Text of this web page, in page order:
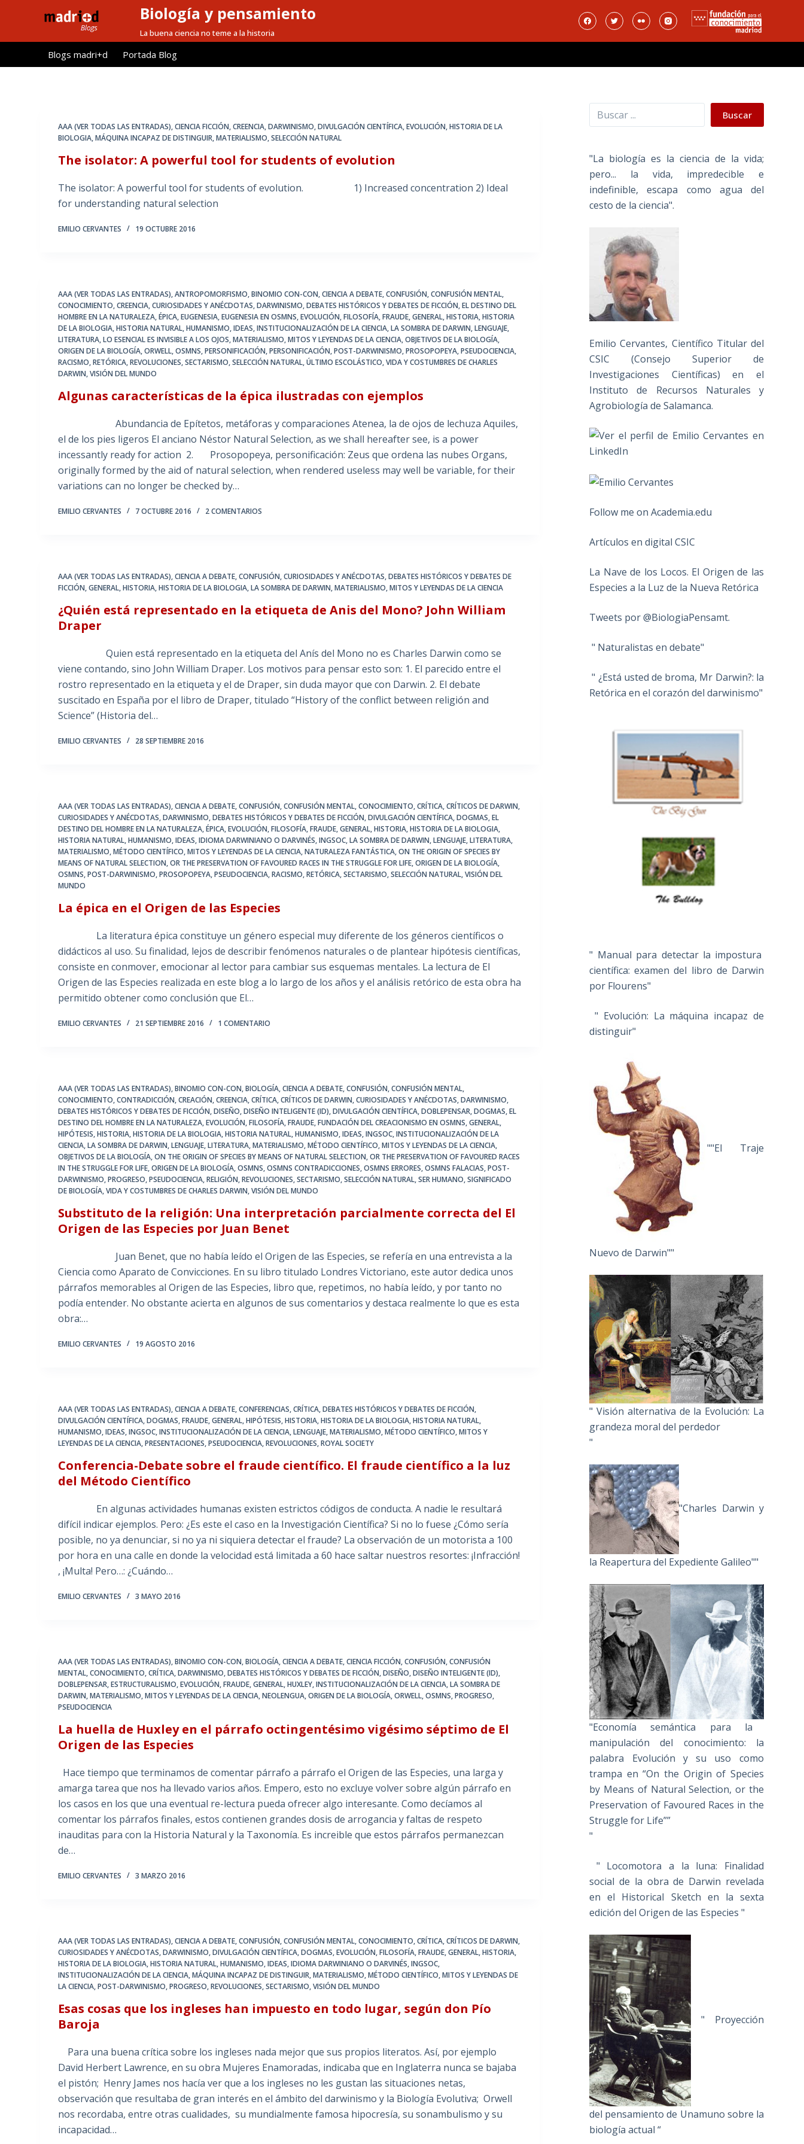
l
Biología y pensamiento
La buena ciencia no teme a la historia
Blogs madri+d Portada Blog
AAA (VER TODAS LAS ENTRADAS),CIENCIA FICCIÓN,CREENCIA,DARWINISMO,DIVULGACIÓN CIENTÍFICA,EVOLUCIÓN,HISTORIA DE LA
BIOLOGIA,MÁQUINA INCAPAZ DE DISTINGUIR,MATERIALISMO,SELECCIÓN NATURAL
The isolator: A powerful tool for students of evolution
The isolator: A powerful tool for students of evolution. 1) Increased concentration 2) Ideal
for understanding natural selection
EMILIO CERVANTES 19 OCTUBRE 2016
AAA (VER TODAS LAS ENTRADAS),ANTROPOMORFISMO,BINOMIO CON-CON,CIENCIA A DEBATE,CONFUSIÓN,CONFUSIÓN MENTAL,
CONOCIMIENTO,CREENCIA,CURIOSIDADES Y ANÉCDOTAS,DARWINISMO,DEBATES HISTÓRICOS Y DEBATES DE FICCIÓN,EL DESTINO DEL
HOMBRE EN LA NATURALEZA,ÉPICA,EUGENESIA,EUGENESIA EN OSMNS,EVOLUCIÓN,FILOSOFÍA,FRAUDE,GENERAL,HISTORIA,HISTORIA
DE LA BIOLOGIA,HISTORIA NATURAL,HUMANISMO,IDEAS,INSTITUCIONALIZACIÓN DE LA CIENCIA,LA SOMBRA DE DARWIN,LENGUAJE,
LITERATURA,LO ESENCIAL ES INVISIBLE A LOS OJOS,MATERIALISMO,MITOS Y LEYENDAS DE LA CIENCIA,OBJETIVOS DE LA BIOLOGÍA,
ORIGEN DE LA BIOLOGÍA,ORWELL,OSMNS,PERSONIFICACIÓN,PERSONIFICACIÓN,POST-DARWINISMO,PROSOPOPEYA,PSEUDOCIENCIA,
RACISMO,RETÓRICA,REVOLUCIONES,SECTARISMO,SELECCIÓN NATURAL,ÚLTIMO ESCOLÁSTICO,VIDA Y COSTUMBRES DE CHARLES
DARWIN,VISIÓN DEL MUNDO
Algunas características de la épica ilustradas con ejemplos
Abundancia de Epítetos, metáforas y comparaciones Atenea, la de ojos de lechuza Aquiles,
el de los pies ligeros El anciano Néstor Natural Selection, as we shall hereafter see, is a power
incessantly ready for action 2. Prosopopeya, personificación: Zeus que ordena las nubes Organs,
originally formed by the aid of natural selection, when rendered useless may well be variable, for their
variations can no longer be checked by…
EMILIO CERVANTES 7 OCTUBRE 2016 2 COMENTARIOS
AAA (VER TODAS LAS ENTRADAS),CIENCIA A DEBATE,CONFUSIÓN,CURIOSIDADES Y ANÉCDOTAS,DEBATES HISTÓRICOS Y DEBATES DE
FICCIÓN,GENERAL,HISTORIA,HISTORIA DE LA BIOLOGIA,LA SOMBRA DE DARWIN,MATERIALISMO,MITOS Y LEYENDAS DE LA CIENCIA
¿Quién está representado en la etiqueta de Anis del Mono? John William
Draper
Quien está representado en la etiqueta del Anís del Mono no es Charles Darwin como se
viene contando, sino John William Draper. Los motivos para pensar esto son: 1. El parecido entre el
rostro representado en la etiqueta y el de Draper, sin duda mayor que con Darwin. 2. El debate
suscitado en España por el libro de Draper, titulado “History of the conflict between religión and
Science” (Historia del…
EMILIO CERVANTES 28 SEPTIEMBRE 2016
AAA (VER TODAS LAS ENTRADAS),CIENCIA A DEBATE,CONFUSIÓN,CONFUSIÓN MENTAL,CONOCIMIENTO,CRÍTICA,CRÍTICOS DE DARWIN,
CURIOSIDADES Y ANÉCDOTAS,DARWINISMO,DEBATES HISTÓRICOS Y DEBATES DE FICCIÓN,DIVULGACIÓN CIENTÍFICA,DOGMAS,EL
DESTINO DEL HOMBRE EN LA NATURALEZA,ÉPICA,EVOLUCIÓN,FILOSOFÍA,FRAUDE,GENERAL,HISTORIA,HISTORIA DE LA BIOLOGIA,
HISTORIA NATURAL,HUMANISMO,IDEAS,IDIOMA DARWINIANO O DARVINÉS,INGSOC,LA SOMBRA DE DARWIN,LENGUAJE,LITERATURA,
MATERIALISMO,MÉTODO CIENTÍFICO,MITOS Y LEYENDAS DE LA CIENCIA,NATURALEZA FANTÁSTICA,ON THE ORIGIN OF SPECIES BY
MEANS OF NATURAL SELECTION,OR THE PRESERVATION OF FAVOURED RACES IN THE STRUGGLE FOR LIFE,ORIGEN DE LA BIOLOGÍA,
OSMNS,POST-DARWINISMO,PROSOPOPEYA,PSEUDOCIENCIA,RACISMO,RETÓRICA,SECTARISMO,SELECCIÓN NATURAL,VISIÓN DEL
MUNDO
La épica en el Origen de las Especies
La literatura épica constituye un género especial muy diferente de los géneros científicos o
didácticos al uso. Su finalidad, lejos de describir fenómenos naturales o de plantear hipótesis científicas,
consiste en conmover, emocionar al lector para cambiar sus esquemas mentales. La lectura de El
Origen de las Especies realizada en este blog a lo largo de los años y el análisis retórico de esta obra ha
permitido obtener como conclusión que El…
EMILIO CERVANTES 21 SEPTIEMBRE 2016 1 COMENTARIO
AAA (VER TODAS LAS ENTRADAS),BINOMIO CON-CON,BIOLOGÍA,CIENCIA A DEBATE,CONFUSIÓN,CONFUSIÓN MENTAL,
CONOCIMIENTO,CONTRADICCIÓN,CREACIÓN,CREENCIA,CRÍTICA,CRÍTICOS DE DARWIN,CURIOSIDADES Y ANÉCDOTAS,DARWINISMO,
DEBATES HISTÓRICOS Y DEBATES DE FICCIÓN,DISEÑO,DISEÑO INTELIGENTE (ID),DIVULGACIÓN CIENTÍFICA,DOBLEPENSAR,DOGMAS,EL
DESTINO DEL HOMBRE EN LA NATURALEZA,EVOLUCIÓN,FILOSOFÍA,FRAUDE,FUNDACIÓN DEL CREACIONISMO EN OSMNS,GENERAL,
HIPÓTESIS,HISTORIA,HISTORIA DE LA BIOLOGIA,HISTORIA NATURAL,HUMANISMO,IDEAS,INGSOC,INSTITUCIONALIZACIÓN DE LA
CIENCIA,LA SOMBRA DE DARWIN,LENGUAJE,LITERATURA,MATERIALISMO,MÉTODO CIENTÍFICO,MITOS Y LEYENDAS DE LA CIENCIA,
OBJETIVOS DE LA BIOLOGÍA,ON THE ORIGIN OF SPECIES BY MEANS OF NATURAL SELECTION,OR THE PRESERVATION OF FAVOURED RACES
IN THE STRUGGLE FOR LIFE,ORIGEN DE LA BIOLOGÍA,OSMNS,OSMNS CONTRADICCIONES,OSMNS ERRORES,OSMNS FALACIAS,POST-
DARWINISMO,PROGRESO,PSEUDOCIENCIA,RELIGIÓN,REVOLUCIONES,SECTARISMO,SELECCIÓN NATURAL,SER HUMANO,SIGNIFICADO
DE BIOLOGÍA,VIDA Y COSTUMBRES DE CHARLES DARWIN,VISIÓN DEL MUNDO
Substituto de la religión: Una interpretación parcialmente correcta del El
Origen de las Especies por Juan Benet
Juan Benet, que no había leído el Origen de las Especies, se refería en una entrevista a la
Ciencia como Aparato de Convicciones. En su libro titulado Londres Victoriano, este autor dedica unos
párrafos memorables al Origen de las Especies, libro que, repetimos, no había leído, y por tanto no
podía entender. No obstante acierta en algunos de sus comentarios y destaca realmente lo que es esta
obra:…
EMILIO CERVANTES 19 AGOSTO 2016
AAA (VER TODAS LAS ENTRADAS),CIENCIA A DEBATE,CONFERENCIAS,CRÍTICA,DEBATES HISTÓRICOS Y DEBATES DE FICCIÓN,
DIVULGACIÓN CIENTÍFICA,DOGMAS,FRAUDE,GENERAL,HIPÓTESIS,HISTORIA,HISTORIA DE LA BIOLOGIA,HISTORIA NATURAL,
HUMANISMO,IDEAS,INGSOC,INSTITUCIONALIZACIÓN DE LA CIENCIA,LENGUAJE,MATERIALISMO,MÉTODO CIENTÍFICO,MITOS Y
LEYENDAS DE LA CIENCIA,PRESENTACIONES,PSEUDOCIENCIA,REVOLUCIONES,ROYAL SOCIETY
Conferencia-Debate sobre el fraude científico. El fraude científico a la luz
del Método Científico
En algunas actividades humanas existen estrictos códigos de conducta. A nadie le resultará
difícil indicar ejemplos. Pero: ¿Es este el caso en la Investigación Científica? Si no lo fuese ¿Cómo sería
posible, no ya denunciar, si no ya ni siquiera detectar el fraude? La observación de un motorista a 100
por hora en una calle en donde la velocidad está limitada a 60 hace saltar nuestros resortes: ¡Infracción!
, ¡Multa! Pero…: ¿Cuándo…
EMILIO CERVANTES 3 MAYO 2016
AAA (VER TODAS LAS ENTRADAS),BINOMIO CON-CON,BIOLOGÍA,CIENCIA A DEBATE,CIENCIA FICCIÓN,CONFUSIÓN,CONFUSIÓN
MENTAL,CONOCIMIENTO,CRÍTICA,DARWINISMO,DEBATES HISTÓRICOS Y DEBATES DE FICCIÓN,DISEÑO,DISEÑO INTELIGENTE (ID),
DOBLEPENSAR,ESTRUCTURALISMO,EVOLUCIÓN,FRAUDE,GENERAL,HUXLEY,INSTITUCIONALIZACIÓN DE LA CIENCIA,LA SOMBRA DE
DARWIN,MATERIALISMO,MITOS Y LEYENDAS DE LA CIENCIA,NEOLENGUA,ORIGEN DE LA BIOLOGÍA,ORWELL,OSMNS,PROGRESO,
PSEUDOCIENCIA
La huella de Huxley en el párrafo octingentésimo vigésimo séptimo de El
Origen de las Especies
Hace tiempo que terminamos de comentar párrafo a párrafo el Origen de las Especies, una larga y
amarga tarea que nos ha llevado varios años. Empero, esto no excluye volver sobre algún párrafo en
los casos en los que una eventual re-lectura pueda ofrecer algo interesante. Como decíamos al
comentar los párrafos finales, estos contienen grandes dosis de arrogancia y faltas de respeto
inauditas para con la Historia Natural y la Taxonomía. Es increible que estos párrafos permanezcan
de…
EMILIO CERVANTES 3 MARZO 2016
AAA (VER TODAS LAS ENTRADAS),CIENCIA A DEBATE,CONFUSIÓN,CONFUSIÓN MENTAL,CONOCIMIENTO,CRÍTICA,CRÍTICOS DE DARWIN,
CURIOSIDADES Y ANÉCDOTAS,DARWINISMO,DIVULGACIÓN CIENTÍFICA,DOGMAS,EVOLUCIÓN,FILOSOFÍA,FRAUDE,GENERAL,HISTORIA,
HISTORIA DE LA BIOLOGIA,HISTORIA NATURAL,HUMANISMO,IDEAS,IDIOMA DARWINIANO O DARVINÉS,INGSOC,
INSTITUCIONALIZACIÓN DE LA CIENCIA,MÁQUINA INCAPAZ DE DISTINGUIR,MATERIALISMO,MÉTODO CIENTÍFICO,MITOS Y LEYENDAS DE
LA CIENCIA,POST-DARWINISMO,PROGRESO,REVOLUCIONES,SECTARISMO,VISIÓN DEL MUNDO
Esas cosas que los ingleses han impuesto en todo lugar, según don Pío
Baroja
Para una buena crítica sobre los ingleses nada mejor que sus propios literatos. Así, por ejemplo
David Herbert Lawrence, en su obra Mujeres Enamoradas, indicaba que en Inglaterra nunca se bajaba
el pistón; Henry James nos hacía ver que a los ingleses no les gustan las situaciones netas,
observación que resultaba de gran interés en el ámbito del darwinismo y la Biología Evolutiva; Orwell
nos recordaba, entre otras cualidades, su mundialmente famosa hipocresía, su sonambulismo y su
incapacidad…
Buscar Buscar
"La biología es la ciencia de la vida;
pero... la vida, impredecible e
indefinible, escapa como agua del
cesto de la ciencia".
Emilio Cervantes, Científico Titular del
CSIC (Consejo Superior de
Investigaciones Científicas) en el
Instituto de Recursos Naturales y
Agrobiología de Salamanca.
Follow me on Academia.edu
Artículos en digital CSIC
La Nave de los Locos. El Origen de las
Especies a la Luz de la Nueva Retórica
Tweets por @BiologiaPensamt.
" Naturalistas en debate"
" ¿Está usted de broma, Mr Darwin?: la
Retórica en el corazón del darwinismo"
" Manual para detectar la impostura
científica: examen del libro de Darwin
por Flourens"
" Evolución: La máquina incapaz de
distinguir"
""El Traje
Nuevo de Darwin""
" Visión alternativa de la Evolución: La
grandeza moral del perdedor
"
"Charles Darwin y
la Reapertura del Expediente Galileo""
"Economía semántica para la
manipulación del conocimiento: la
palabra Evolución y su uso como
trampa en “On the Origin of Species
by Means of Natural Selection, or the
Preservation of Favoured Races in the
Struggle for Life””
"
" Locomotora a la luna: Finalidad
social de la obra de Darwin revelada
en el Historical Sketch en la sexta
edición del Origen de las Especies "
" Proyección
del pensamiento de Unamuno sobre la
biología actual “